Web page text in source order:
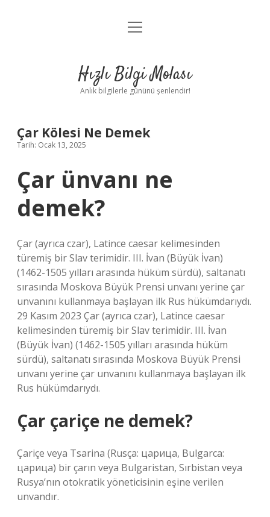
Anasayfa
Yasal Uyarı
menüyü
Hızlı Bilgi Molası
Anlık bilgilerle gününü şenlendir!
Çar Kölesi Ne Demek
Tarih: Ocak 13, 2025
Çar ünvanı ne
demek?
Çar (ayrıca czar), Latince caesar kelimesinden
türemiş bir Slav terimidir. III. İvan (Büyük İvan)
(1462-1505 yılları arasında hüküm sürdü), saltanatı
sırasında Moskova Büyük Prensi unvanı yerine çar
unvanını kullanmaya başlayan ilk Rus hükümdarıydı.
29 Kasım 2023 Çar (ayrıca czar), Latince caesar
kelimesinden türemiş bir Slav terimidir. III. İvan
(Büyük İvan) (1462-1505 yılları arasında hüküm
sürdü), saltanatı sırasında Moskova Büyük Prensi
unvanı yerine çar unvanını kullanmaya başlayan ilk
Rus hükümdarıydı.
Çar çariçe ne demek?
Çariçe veya Tsarina (Rusça: царица, Bulgarca:
царица) bir çarın veya Bulgaristan, Sırbistan veya
Rusya’nın otokratik yöneticisinin eşine verilen
unvandır.